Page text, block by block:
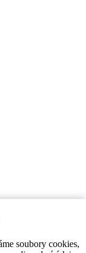
soubory cookies,